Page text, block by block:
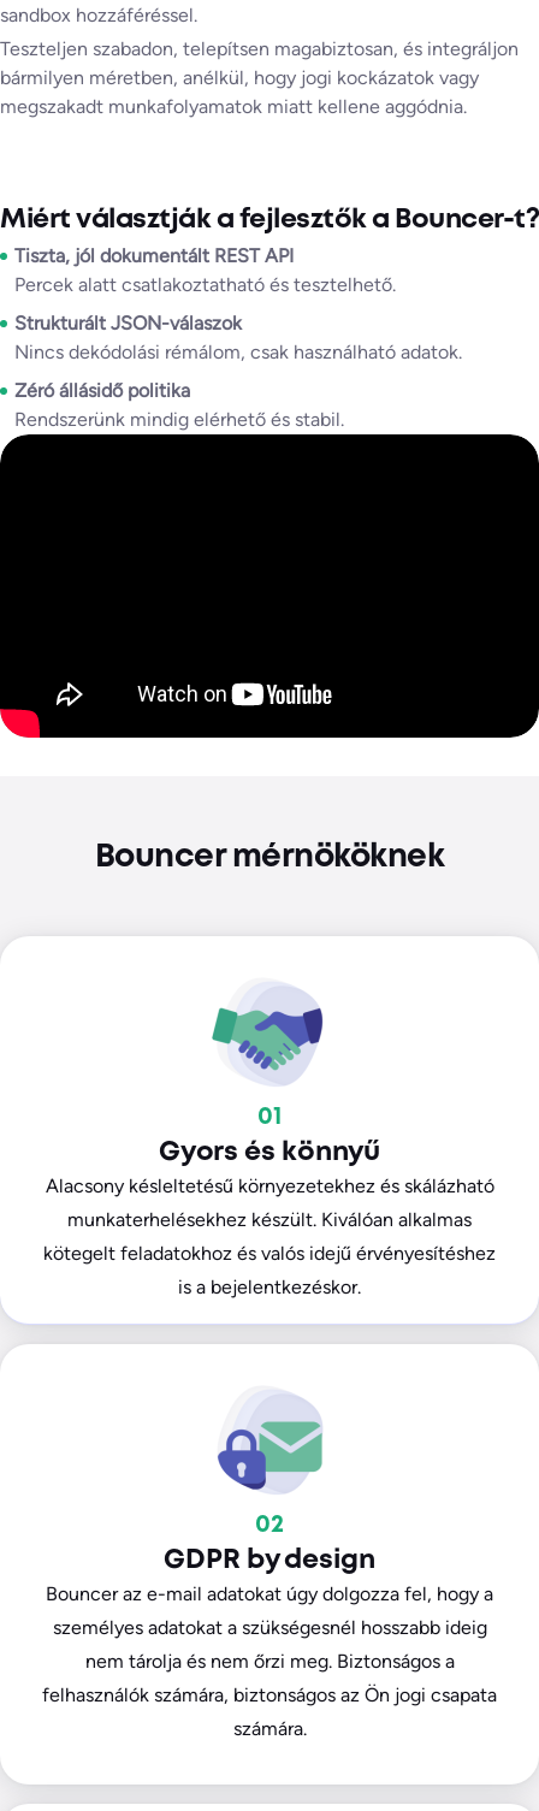
sandbox hozzáféréssel.
Teszteljen szabadon, telepítsen magabiztosan, és integráljon
bármilyen méretben, anélkül, hogy jogi kockázatok vagy
megszakadt munkafolyamatok miatt kellene aggódnia.
Miért választják a fejlesztők a Bouncer-t?
Tiszta, jól dokumentált REST API
Percek alatt csatlakoztatható és tesztelhető.
Strukturált JSON-válaszok
Nincs dekódolási rémálom, csak használható adatok.
Zéró állásidő politika
Rendszerünk mindig elérhető és stabil.
Bouncer mérnököknek
01
Gyors és könnyű
Alacsony késleltetésű környezetekhez és skálázható
munkaterhelésekhez készült. Kiválóan alkalmas
kötegelt feladatokhoz és valós idejű érvényesítéshez
is a bejelentkezéskor.
02
GDPR by design
Bouncer az e-mail adatokat úgy dolgozza fel, hogy a
személyes adatokat a szükségesnél hosszabb ideig
nem tárolja és nem őrzi meg. Biztonságos a
felhasználók számára, biztonságos az Ön jogi csapata
számára.